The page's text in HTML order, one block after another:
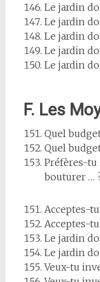
Le jardin
Le jardin
Le jardin
Le jardin
Le jardin
F. Les
Quel
Quel
Préfères-tu
bouturer …
Acceptes-
Acceptes-
Le jardin
Le jardin
Veux-tu